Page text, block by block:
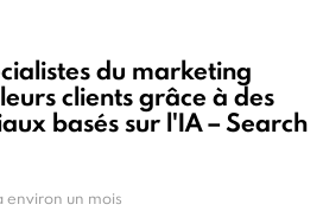
du marketing
clients grâce à des
basés sur l'IA – Search
environ un mois